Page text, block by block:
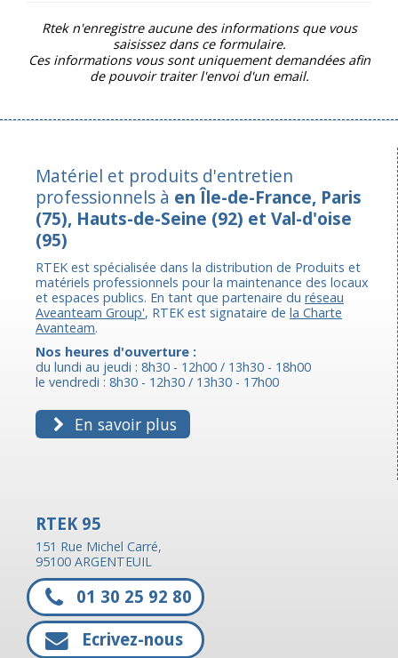
Rtek n'enregistre aucune des informations que vous
saisissez dans ce formulaire.
Ces informations vous sont uniquement demandées afin
de pouvoir traiter l'envoi d'un email.
Matériel et produits d'entretien
professionnels à en Île-de-France, Paris
(75), Hauts-de-Seine (92) et Val-d'oise
(95)
RTEK est spécialisée dans la distribution de Produits et
matériels professionnels pour la maintenance des locaux
et espaces publics. En tant que partenaire du réseau
Aveanteam Group', RTEK est signataire de la Charte
Avanteam.
Nos heures d'ouverture :
du lundi au jeudi : 8h30 - 12h00 / 13h30 - 18h00
le vendredi : 8h30 - 12h30 / 13h30 - 17h00
En savoir plus
RTEK 95
151 Rue Michel Carré,
95100 ARGENTEUIL
01 30 25 92 80
Ecrivez-nous